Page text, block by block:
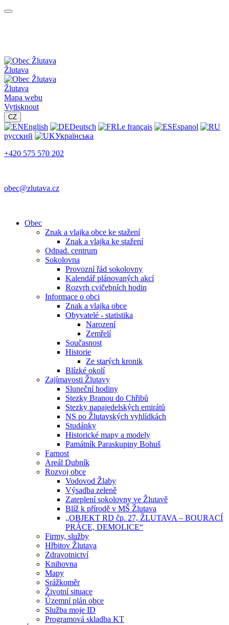
Žlutava
Žlutava
Mapa webu
Vytisknout
CZ
English Deutsch Le français
Espanol
русский
Українська
+420 575 570 202
obec@zlutava.cz
Obec
Znak a vlajka obce ke stažení
Znak a vlajka ke stažení
Odpad. centrum
Sokolovna
Provozní řád sokolovny
Kalendář plánovaných akcí
Rozvrh cvičebních hodin
Informace o obci
Znak a vlajka obce
Obyvatelé - statistika
Narození
Zemřelí
Současnost
Historie
Ze starých kronik
Blízké okolí
Zajímavosti Žlutavy
Sluneční hodiny
Stezky Branou do Chřibů
Stezky napajedelských emirátů
NS po Žlutavských vyhlídkách
Studánky
Historické mapy a modely
Památník Paraskupiny Bohuš
Farnost
Areál Dubník
Rozvoj obce
Vodovod Žlaby
Výsadba zeleně
Zateplení sokolovny ve Žlutavě
Blíž k přírodě v MŠ Žlutava
„OBJEKT RD čp. 27, ŽLUTAVA – BOURACÍ
PRÁCE, DEMOLICE“
Firmy, služby
Hřbitov Žlutava
Zdravotnictví
Knihovna
Mapy
Srážkoměr
Životní situace
Územní plán obce
Služba moje ID
Programová skladba KT